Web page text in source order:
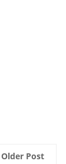
Older Post